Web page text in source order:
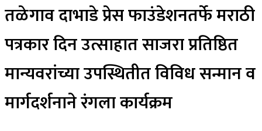
तळेगाव दाभाडे प्रेस फाउंडेशनतर्फे मराठी
पत्रकार दिन उत्साहात साजरा प्रतिष्ठित
मान्यवरांच्या उपस्थितीत विविध सन्मान व
मार्गदर्शनाने रंगला कार्यक्रम